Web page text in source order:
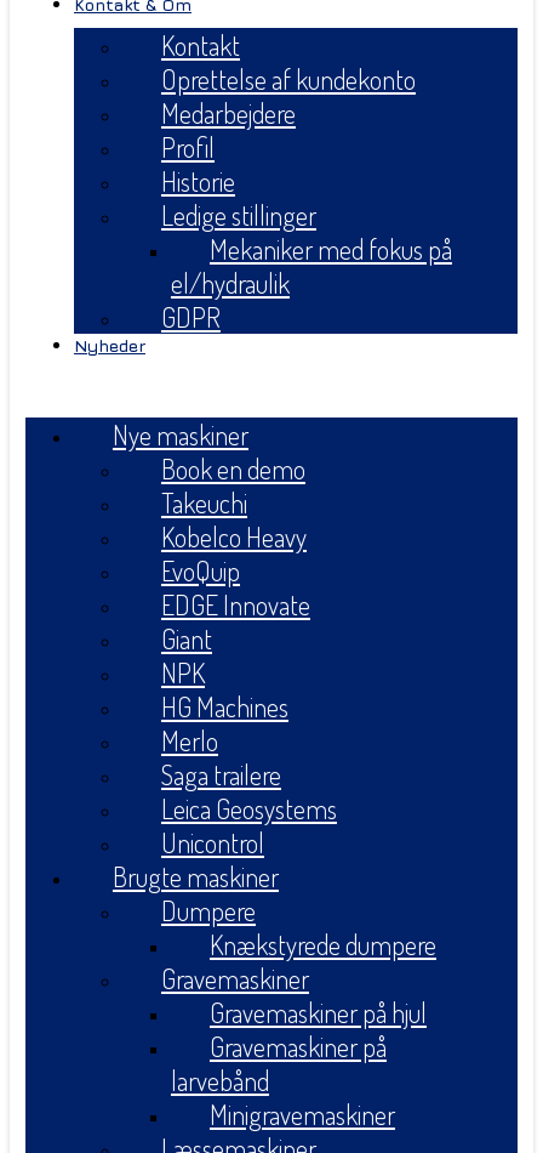
Kontakt & Om
Kontakt
Oprettelse af kundekonto
Medarbejdere
Profil
Historie
Ledige stillinger
Mekaniker med fokus på
el/hydraulik
GDPR
Nyheder
Nye maskiner
Book en demo
Takeuchi
Kobelco Heavy
EvoQuip
EDGE Innovate
Giant
NPK
HG Machines
Merlo
Saga trailere
Leica Geosystems
Unicontrol
Brugte maskiner
Dumpere
Knækstyrede dumpere
Gravemaskiner
Gravemaskiner på hjul
Gravemaskiner på
larvebånd
Minigravemaskiner